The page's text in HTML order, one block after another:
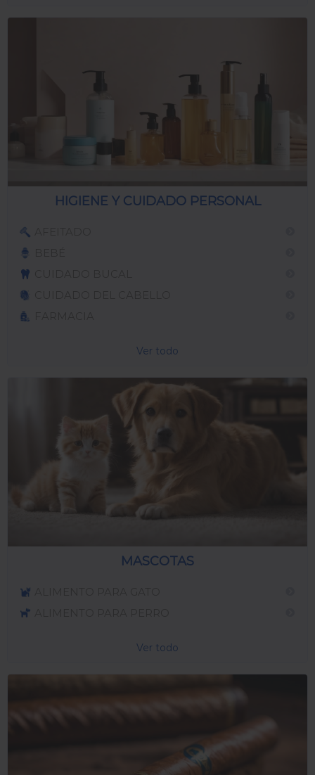
HIGIENE Y CUIDADO PERSONAL
Ver todo
MASCOTAS
Ver todo